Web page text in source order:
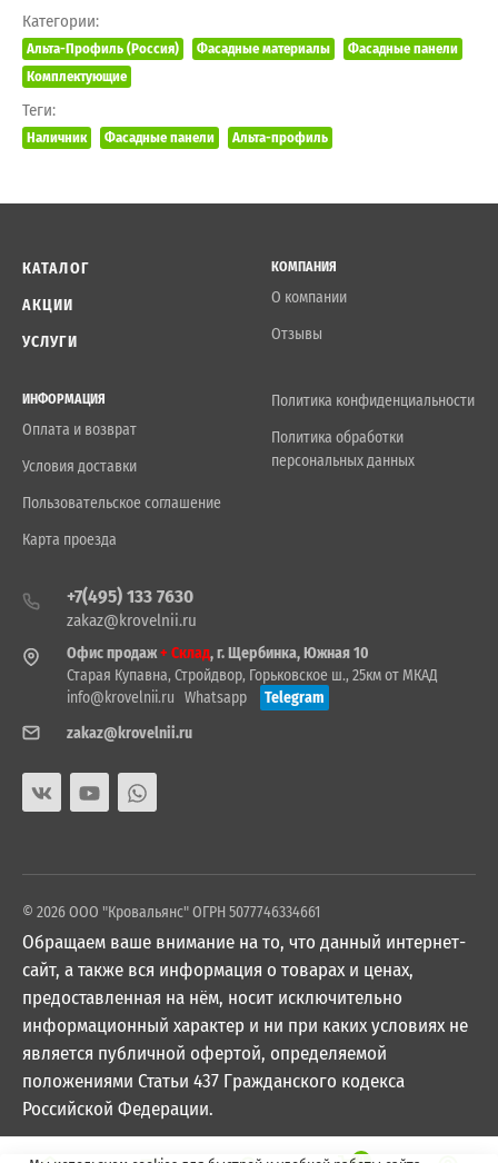
Категории:
Альта-Профиль (Россия) Фасадные материалы
Фасадные панели
Комплектующие
Теги:
Наличник Фасадные панели Альта-профиль
КАТАЛОГ
АКЦИИ
УСЛУГИ
КОМПАНИЯ
О компании
Отзывы
ИНФОРМАЦИЯ
Оплата и возврат
Условия доставки
Пользовательское соглашение
Карта проезда
Политика конфиденциальности
Политика обработки
персональных данных
+7(495) 133 7630
zakaz@krovelnii.ru
Офис продаж+ Склад, г. Щербинка, Южная 10
Старая Купавна, Стройдвор, Горьковское ш., 25км от МКАД
info@krovelnii.ru Whatsapp
Telegram
zakaz@krovelnii.ru
© 2026 ООО "Кровальянс" ОГРН 5077746334661
Обращаем ваше внимание на то, что данный интернет-
сайт, а также вся информация о товарах и ценах,
предоставленная на нём, носит исключительно
информационный характер и ни при каких условиях не
является публичной офертой, определяемой
положениями Статьи 437 Гражданского кодекса
Российской Федерации.